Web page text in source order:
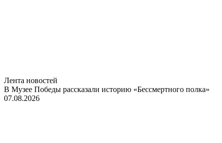
Лента новостей
В Музее Победы рассказали историю «Бессмертного полка»
07.08.2026